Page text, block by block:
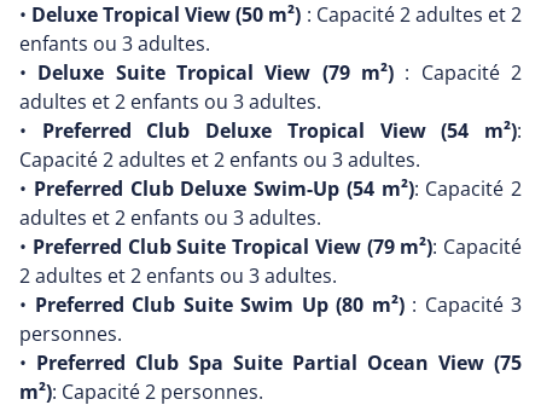
• Deluxe Tropical View (50 m²) : Capacité 2 adultes et 2
enfants ou 3 adultes.
• Deluxe Suite Tropical View (79 m²) : Capacité 2
adultes et 2 enfants ou 3 adultes.
• Preferred Club Deluxe Tropical View (54 m²):
Capacité 2 adultes et 2 enfants ou 3 adultes.
• Preferred Club Deluxe Swim-Up (54 m²): Capacité 2
adultes et 2 enfants ou 3 adultes.
• Preferred Club Suite Tropical View (79 m²): Capacité
2 adultes et 2 enfants ou 3 adultes.
• Preferred Club Suite Swim Up (80 m²): Capacité 3
personnes.
• Preferred Club Spa Suite Partial Ocean View (75
m²): Capacité 2 personnes.